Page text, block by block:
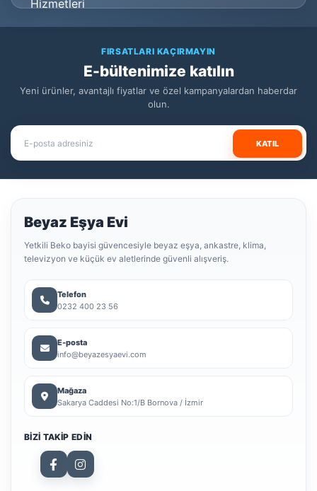
FIRSATLARI KAÇIRMAYIN
E-bültenimize katılın
Yeni ürünler, avantajlı fiyatlar ve özel kampanyalardan haberdar
olun.
KATIL
Beyaz Eşya Evi
Yetkili Beko bayisi güvencesiyle beyaz eşya, ankastre, klima,
televizyon ve küçük ev aletlerinde güvenli alışveriş.
Telefon
0232 400 23 56
E-posta
info@beyazesyaevi.com
Mağaza
Sakarya Caddesi No:1/B Bornova / İzmir
BIZI TAKIP EDIN